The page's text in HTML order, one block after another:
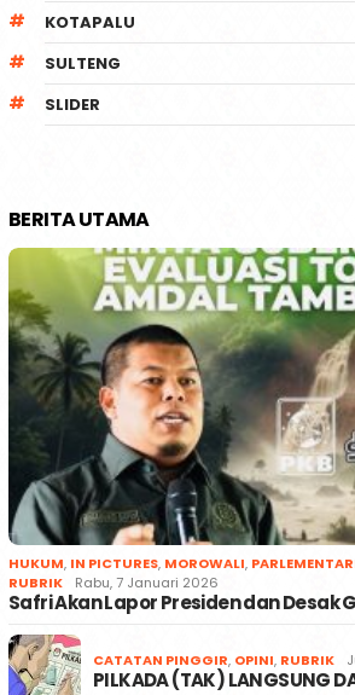
KOTAPALU
SULTENG
SLIDER
BERITA UTAMA
HUKUM, IN PICTURES, MOROWALI,
RUBRIK
Rabu, 7 Januari 2026
Safri Akan Lapor Presiden dan Desak
CATATAN PINGGIR, OPINI, RUBRIK
PILKADA (TAK) LANGSUNG